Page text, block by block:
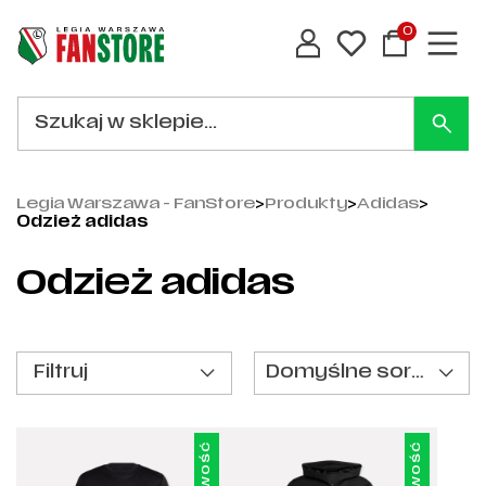
0
Legia Warszawa - FanStore>Produkty>Adidas>
Odzież adidas
Odzież adidas
Filtruj Domyślne sortowanie